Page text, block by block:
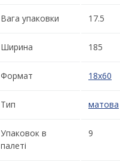
Вага упаковки 17.5
Ширина 185
Формат 18x60
Тип матова
Упаковок в
палеті
9